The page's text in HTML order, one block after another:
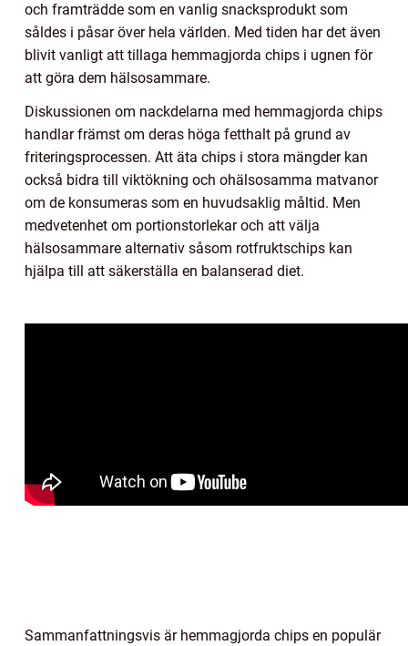
och framträdde som en vanlig snacksprodukt som
såldes i påsar över hela världen. Med tiden har det även
blivit vanligt att tillaga hemmagjorda chips i ugnen för
att göra dem hälsosammare.
Diskussionen om nackdelarna med hemmagjorda chips
handlar främst om deras höga fetthalt på grund av
friteringsprocessen. Att äta chips i stora mängder kan
också bidra till viktökning och ohälsosamma matvanor
om de konsumeras som en huvudsaklig måltid. Men
medvetenhet om portionstorlekar och att välja
hälsosammare alternativ såsom rotfruktschips kan
hjälpa till att säkerställa en balanserad diet.
Sammanfattningsvis är hemmagjorda chips en populär